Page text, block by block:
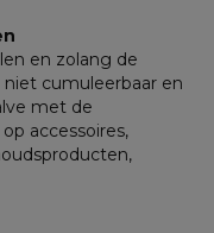
en zolang de
cumuleerbaar en
met de
accessoires,